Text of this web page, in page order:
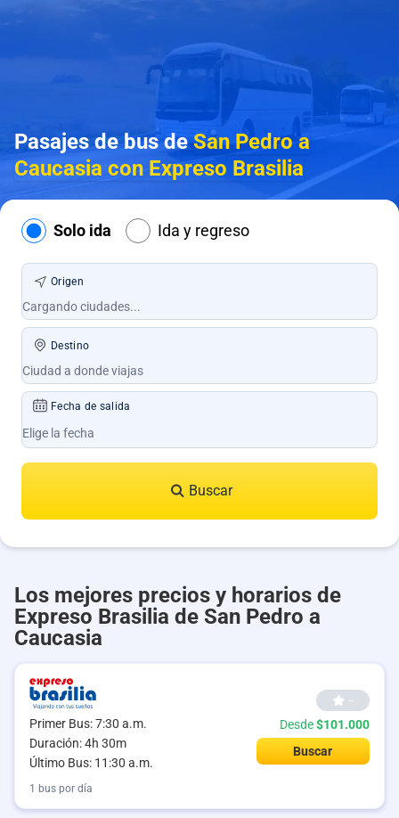
Pasajes de bus deSan Pedro a
Caucasia con Expreso Brasilia
Solo ida Ida y regreso
Origen
Destino
Fecha de salida
Buscar
Los mejores precios y horarios de
Expreso Brasilia de San Pedro a
Caucasia
Primer Bus: 7:30 a.m.
Duración: 4h 30m
Último Bus: 11:30 a.m.
--
Desde$101.000
Buscar
1 bus por día